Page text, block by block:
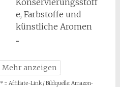
Konservierungsstoff
e, Farbstoffe und
künstliche Aromen
= Affiliate-Link / Bildquelle: Amazon-